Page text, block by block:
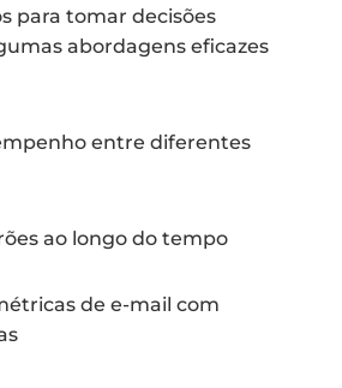
para tomar decisões
abordagens eficazes
entre diferentes
ao longo do tempo
de e-mail com